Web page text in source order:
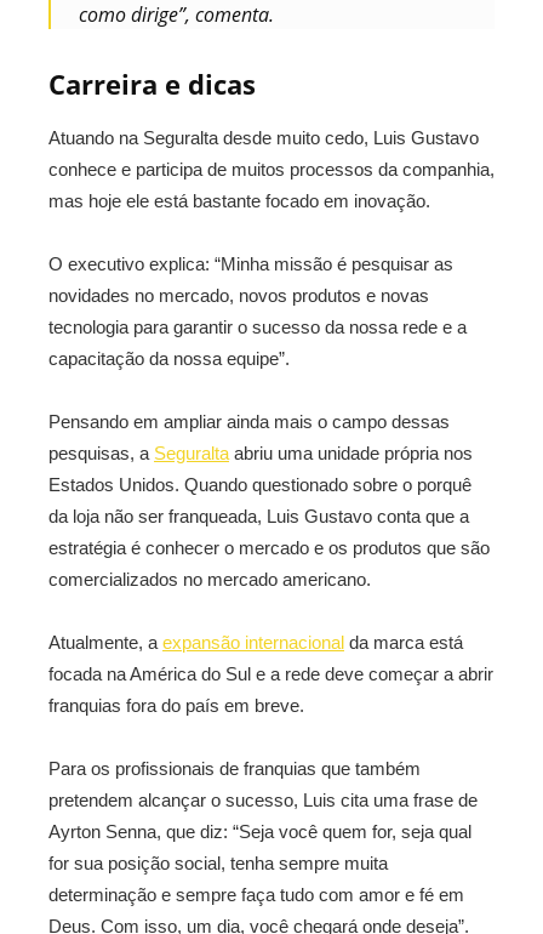
como dirige”, comenta.
Carreira e dicas
Atuando na Seguralta desde muito cedo, Luis Gustavo
conhece e participa de muitos processos da companhia,
mas hoje ele está bastante focado em inovação.
O executivo explica: “Minha missão é pesquisar as
novidades no mercado, novos produtos e novas
tecnologia para garantir o sucesso da nossa rede e a
capacitação da nossa equipe”.
Pensando em ampliar ainda mais o campo dessas
pesquisas, a Seguralta abriu uma unidade própria nos
Estados Unidos. Quando questionado sobre o porquê
da loja não ser franqueada, Luis Gustavo conta que a
estratégia é conhecer o mercado e os produtos que são
comercializados no mercado americano.
Atualmente, a expansão internacional da marca está
focada na América do Sul e a rede deve começar a abrir
franquias fora do país em breve.
Para os profissionais de franquias que também
pretendem alcançar o sucesso, Luis cita uma frase de
Ayrton Senna, que diz: “Seja você quem for, seja qual
for sua posição social, tenha sempre muita
determinação e sempre faça tudo com amor e fé em
Deus. Com isso, um dia, você chegará onde deseja”.